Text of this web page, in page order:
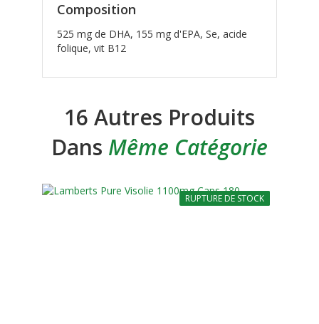
Composition
525 mg de DHA, 155 mg d'EPA, Se, acide
folique, vit B12
16 Autres Produits
Dans Même Catégorie
-10%
RUPTURE DE STOCK